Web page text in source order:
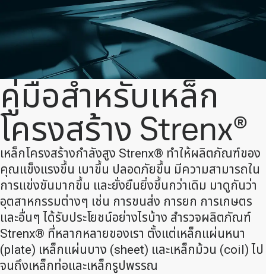
คู่มือสําหรับเหล็ก
โครงสร้าง Strenx®
เหล็กโครงสร้างกำลังสูง Strenx® ทำให้ผลิตภัณฑ์ของ
คุณแข็งแรงขึ้น เบาขึ้น ปลอดภัยขึ้น มีความสามารถใน
การแข่งขันมากขึ้น และยั่งยืนยิ่งขึ้นกว่าเดิม มาดูกันว่า
อุตสาหกรรมต่างๆ เช่น การขนส่ง การยก การเกษตร
และอื่นๆ ได้รับประโยชน์อย่างไรบ้าง สํารวจผลิตภัณฑ์
Strenx® ที่หลากหลายของเรา ตั้งแต่เหล็กแผ่นหนา
(plate) เหล็กแผ่นบาง (sheet) และเหล็กม้วน (coil) ไป
จนถึงเหล็กท่อและเหล็กรูปพรรณ